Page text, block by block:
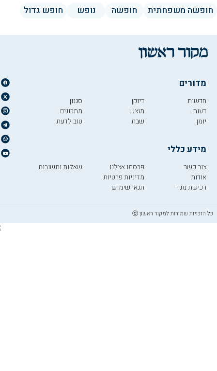
חופשה משפחתית חופשה נופש חופש גדול
מדורים
חדשות
דעות
יומן
דיוקן
מוצש
שבת
סגנון
מתכונים
טוב לדעת
מידע כללי
צור קשר
אודות
רכישת מנוי
פרסמו אצלנו
מדיניות פרטיות
תנאי שימוש
שאלות ותשובות
כל הזכויות שמורות למקור ראשון ⓒ